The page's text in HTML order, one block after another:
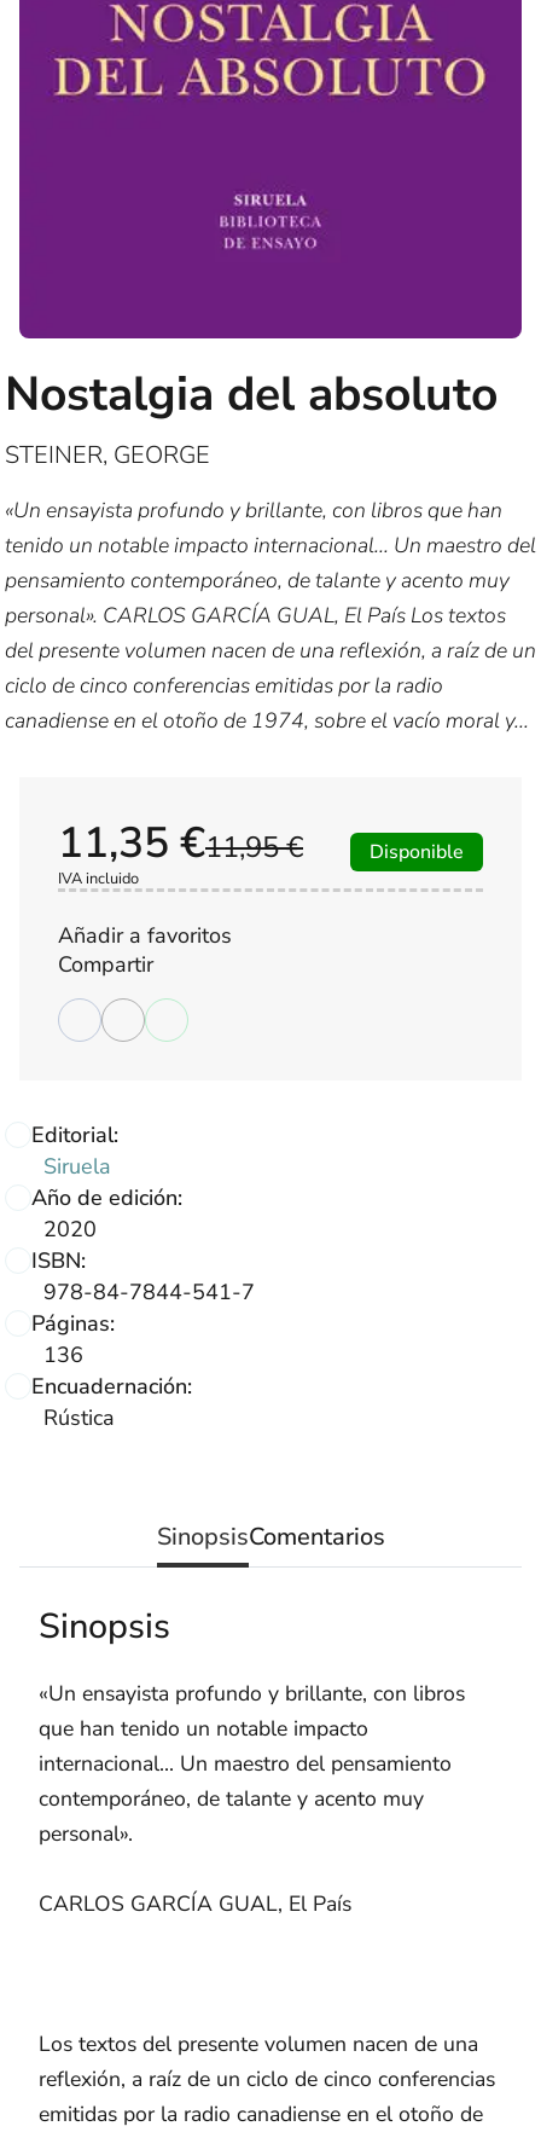
Nostalgia del absoluto
STEINER, GEORGE
«Un ensayista profundo y brillante, con libros que han
tenido un notable impacto internacional... Un maestro del
pensamiento contemporáneo, de talante y acento muy
personal». CARLOS GARCÍA GUAL, El País Los textos
del presente volumen nacen de una reflexión, a raíz de un
ciclo de cinco conferencias emitidas por la radio
canadiense en el otoño de 1974, sobre el vacío moral y...
Editorial:
Siruela
Año de edición:
2020
ISBN:
978-84-7844-541-7
Páginas:
136
Encuadernación:
Rústica
11,95 €
11,35 €
IVA incluido
Disponible
Añadir a favoritos
Compartir
SinopsisComentarios
Sinopsis
«Un ensayista profundo y brillante, con libros
que han tenido un notable impacto
internacional... Un maestro del pensamiento
contemporáneo, de talante y acento muy
personal».
CARLOS GARCÍA GUAL, El País
Los textos del presente volumen nacen de una
reflexión, a raíz de un ciclo de cinco conferencias
emitidas por la radio canadiense en el otoño de